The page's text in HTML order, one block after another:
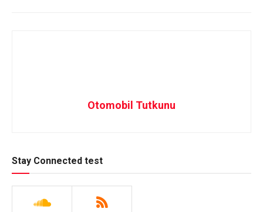
Otomobil Tutkunu
Stay Connected test